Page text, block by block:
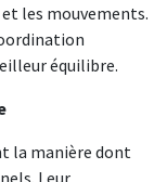
les mouvements.
équilibre.
la manière dont
Leur